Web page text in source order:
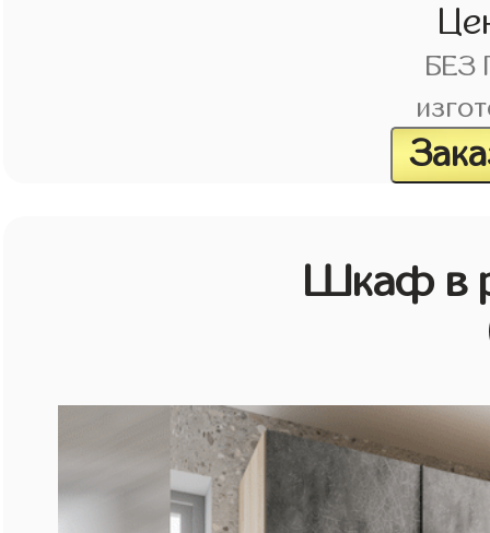
БЕЗ
Шкаф в